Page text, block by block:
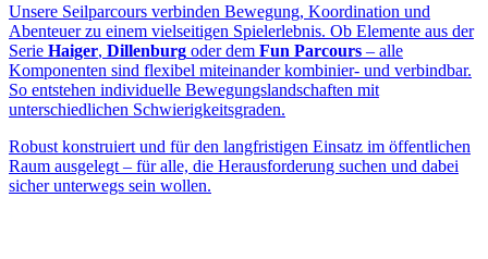
Unsere Seilparcours verbinden Bewegung, Koordination und
Abenteuer zu einem vielseitigen Spielerlebnis. Ob Elemente aus der
Serie Haiger, Dillenburg oder dem Fun Parcours – alle
Komponenten sind flexibel miteinander kombinier- und verbindbar.
So entstehen individuelle Bewegungslandschaften mit
unterschiedlichen Schwierigkeitsgraden.
Robust konstruiert und für den langfristigen Einsatz im öffentlichen
Raum ausgelegt – für alle, die Herausforderung suchen und dabei
sicher unterwegs sein wollen.